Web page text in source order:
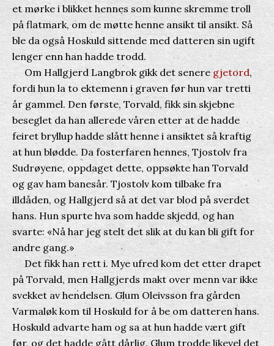
et mørke i blikket hennes som kunne skremme troll
på flatmark, om de møtte henne ansikt til ansikt. Så
ble da også Hoskuld sittende med datteren sin ugift
lenger enn han hadde trodd.
Om Hallgjerd Langbrok gikk det seneregjetord,
fordi hun la to ektemenn i graven før hun var tretti
år gammel. Den første, Torvald, fikk sin skjebne
beseglet da han allerede våren etter at de hadde
feiret bryllup hadde slått henne i ansiktet så kraftig
at hun blødde. Da fosterfaren hennes, Tjostolv fra
Sudrøyene, oppdaget dette, oppsøkte han Torvald
og gav ham banesår. Tjostolv kom tilbake fra
illdåden, og Hallgjerd så at det var blod på sverdet
hans. Hun spurte hva som hadde skjedd, og han
svarte: «Nå har jeg stelt det slik at du kan bli gift for
andre gang.»
Det fikk han rett i. Mye ufred kom det etter drapet
på Torvald, men Hallgjerds makt over menn var ikke
svekket av hendelsen. Glum Oleivsson fra gården
Varmaløk kom til Hoskuld for å be om datteren hans.
Hoskuld advarte ham og sa at hun hadde vært gift
før, og det hadde gått dårlig. Glum trodde likevel det